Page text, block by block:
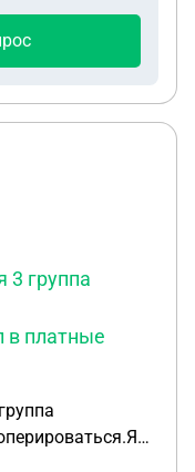
3 группа
в платные